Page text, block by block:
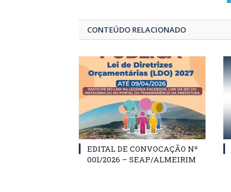
CONTEÚDO RELACIONADO
EDITAL DE CONVOCAÇÃO Nº
001/2026 – SEAP/ALMEIRIM